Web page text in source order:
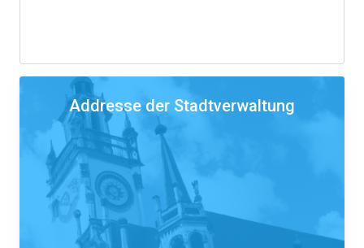
Addresse der Stadtverwaltung